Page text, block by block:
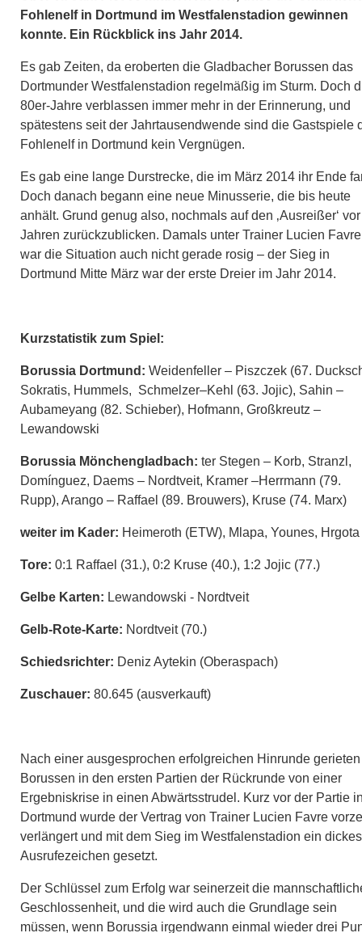
Fohlenelf in Dortmund im Westfalenstadion gewinnen
konnte. Ein Rückblick ins Jahr 2014.
Es gab Zeiten, da eroberten die Gladbacher Borussen das
Dortmunder Westfalenstadion regelmäßig im Sturm. Doch
80er-Jahre verblassen immer mehr in der Erinnerung, und
spätestens seit der Jahrtausendwende sind die Gastspiele
Fohlenelf in Dortmund kein Vergnügen.
Es gab eine lange Durstrecke, die im März 2014 ihr Ende
Doch danach begann eine neue Minusserie, die bis heute
anhält. Grund genug also, nochmals auf den ‚Ausreißer‘
Jahren zurückzublicken. Damals unter Trainer Lucien Favre
war die Situation auch nicht gerade rosig – der Sieg in
Dortmund Mitte März war der erste Dreier im Jahr 2014.
Kurzstatistik zum Spiel:
Borussia Dortmund: Weidenfeller – Piszczek (67.
Sokratis, Hummels, Schmelzer–Kehl (63. Jojic), Sahin –
Aubameyang (82. Schieber), Hofmann, Großkreutz –
Lewandowski
Borussia Mönchengladbach: ter Stegen – Korb, Stranzl,
Domínguez, Daems – Nordtveit, Kramer –Herrmann (79.
Rupp), Arango – Raffael (89. Brouwers), Kruse (74. Marx)
weiter im Kader: Heimeroth (ETW), Mlapa, Younes, Hrgota
Tore: 0:1 Raffael (31.), 0:2 Kruse (40.), 1:2 Jojic (77.)
Gelbe Karten: Lewandowski - Nordtveit
Gelb-Rote-Karte: Nordtveit (70.)
Schiedsrichter: Deniz Aytekin (Oberaspach)
Zuschauer: 80.645 (ausverkauft)
Nach einer ausgesprochen erfolgreichen Hinrunde
Borussen in den ersten Partien der Rückrunde von einer
Ergebniskrise in einen Abwärtsstrudel. Kurz vor der Partie
Dortmund wurde der Vertrag von Trainer Lucien Favre
verlängert und mit dem Sieg im Westfalenstadion ein dickes
Ausrufezeichen gesetzt.
Der Schlüssel zum Erfolg war seinerzeit die
Geschlossenheit, und die wird auch die Grundlage sein
müssen, wenn Borussia irgendwann einmal wieder drei